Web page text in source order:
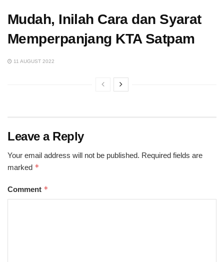
Mudah, Inilah Cara dan Syarat
Memperpanjang KTA Satpam
11 AUGUST 2022
Leave a Reply
Your email address will not be published. Required fields are
marked *
Comment *